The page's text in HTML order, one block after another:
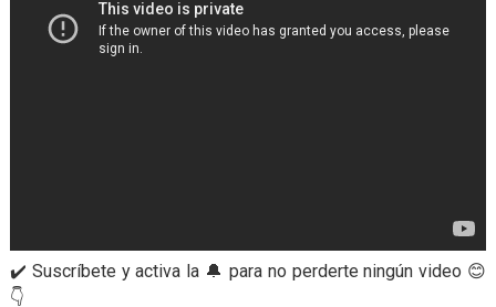
✔️ Suscríbete y activa la 🔔 para no perderte ningún video 😊
👇